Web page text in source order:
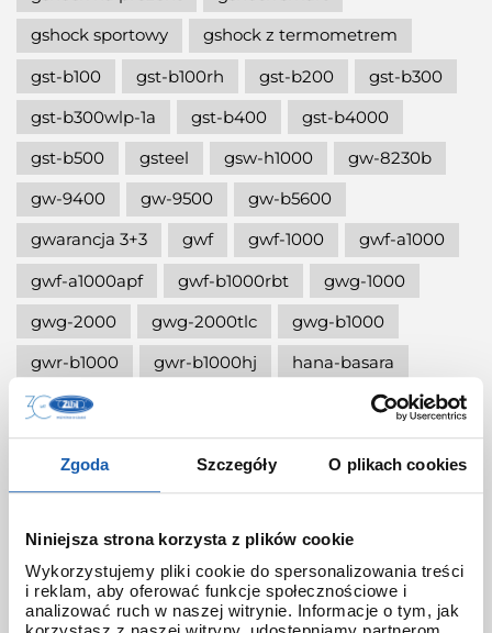
Zgoda Szczegóły O plikach cookies
Niniejsza strona korzysta z plików cookie
Wykorzystujemy pliki cookie do spersonalizowania treści
i reklam, aby oferować funkcje społecznościowe i
analizować ruch w naszej witrynie. Informacje o tym, jak
gshock sportowy
gshock z termometrem
gst-b100
gst-b100rh gst-b200
gst-b300
gst-b300wlp-1a
gst-b400
gst-b4000
gst-b500
gsteel gsw-h1000
gw-8230b
gw-9400
gw-9500
gw-b5600
gwarancja 3+3
gwf gwf-1000
gwf-a1000
gwf-a1000apf
gwf-b1000rbt
gwg-1000
gwg-2000
gwg-2000tlc
gwg-b1000
gwr-b1000
gwr-b1000hj
hana-basara
hidden talents
ignite red
illuminator g-shock
jak skrócić bransoletę w g-shock?
jak ustawić zegarek g-shock ga-2100?